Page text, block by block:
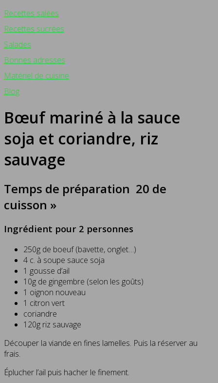
Recettes salées
Recettes sucrées
Salades
Bonnes adresses
Matériel de cuisine
Blog
Bœuf mariné à la sauce
soja et coriandre, riz
sauvage
Temps de préparation 20 de
cuisson »
Ingrédient pour 2 personnes
250g de boeuf (bavette, onglet…)
4 c. à soupe sauce soja
1 gousse d’ail
10g de gingembre (selon les goûts)
1 oignon nouveau
1 citron vert
coriandre
120g riz sauvage
Découper la viande en fines lamelles. Puis la réserver au
frais.
Éplucher l’ail puis hacher le finement.